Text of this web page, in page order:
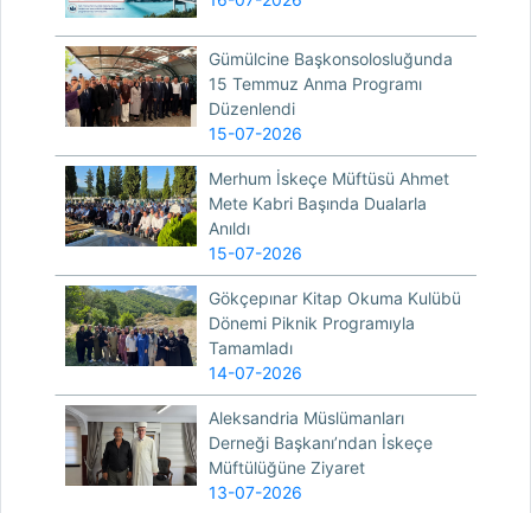
Gümülcine Başkonsolosluğunda
15 Temmuz Anma Programı
Düzenlendi
15-07-2026
Merhum İskeçe Müftüsü Ahmet
Mete Kabri Başında Dualarla
Anıldı
15-07-2026
Gökçepınar Kitap Okuma Kulübü
Dönemi Piknik Programıyla
Tamamladı
14-07-2026
Aleksandria Müslümanları
Derneği Başkanı’ndan İskeçe
Müftülüğüne Ziyaret
13-07-2026